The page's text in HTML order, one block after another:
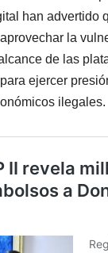
han advertido
la
de las
ejercer
ilegales.